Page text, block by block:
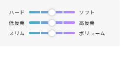
ハード
ソフト
低反発
高反発
スリム
ボリューム